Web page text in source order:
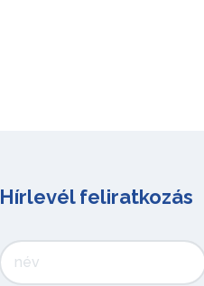
Hírlevél feliratkozás